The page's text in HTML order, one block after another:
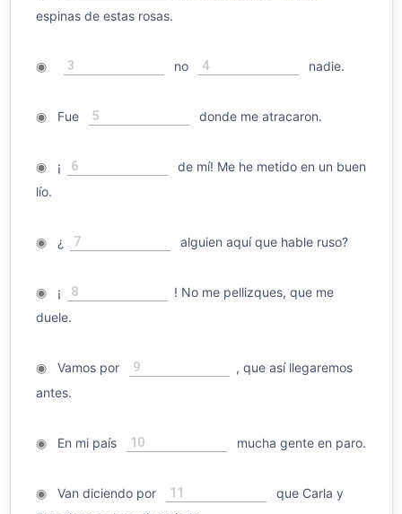
espinas de estas rosas.
◉ 3 no 4 nadie.
◉Fue 5 donde me atracaron.
◉¡ 6
de mí! Me he metido en un buen
lío.
◉¿ 7 alguien aquí que hable ruso?
◉¡ 8
! No me pellizques, que me
duele.
◉Vamos por 9
, que así llegaremos
antes.
◉En mi país 10 mucha gente en paro.
◉Van diciendo por 11
que Carla y